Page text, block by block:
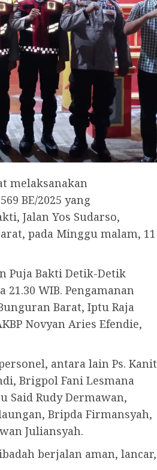
melaksanakan
BE/2025 yang
Jalan Yos Sudarso,
pada Minggu malam, 11
Puja Bakti Detik-Detik
WIB. Pengamanan
Barat, Iptu Raja
Novyan Aries Efendie,
antara lain Ps. Kanit
Brigpol Fani Lesmana
Said Rudy Dermawan,
Bripda Firmansyah,
Juliansyah.
berjalan aman, lancar,